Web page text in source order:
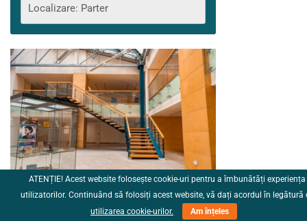
Localizare: Parter
Buzunarul UNU
ATENȚIE! Acest website folosește cookie-uri pentru a îmbunătăți experiența
utilizatorilor. Continuând să folosiți acest website, vă dați acordul în legătură
utilizarea cookie-urilor.
Am înțeles